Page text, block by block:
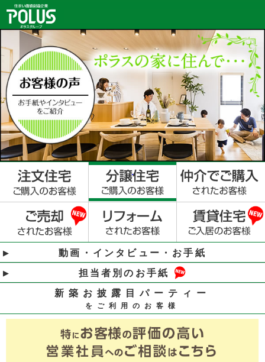
動画・インタビュー・お手紙
担当者別のお手紙
新築お披露目パーティー
をご利用のお客様